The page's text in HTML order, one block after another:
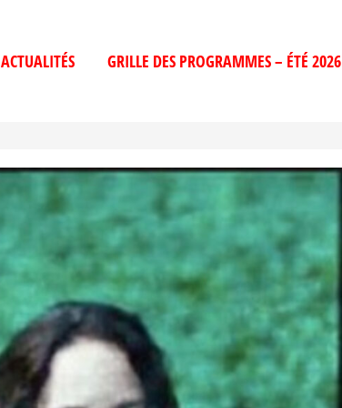
ACTUALITÉS GRILLE DES PROGRAMMES – ÉTÉ 2026